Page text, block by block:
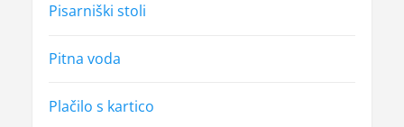
Pisarniški stoli
Pitna voda
Plačilo s kartico